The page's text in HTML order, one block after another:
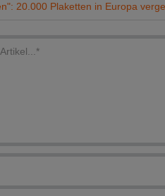
20.000 Plaketten in Europa